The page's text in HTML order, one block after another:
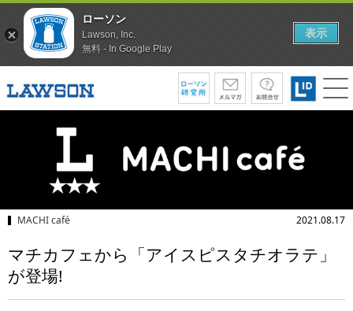
MACHI café 2021.08.17
マチカフェから「アイスピスタチオラテ」
が登場!
ローソン
Lawson, Inc.
無料 - In Google Play
表示